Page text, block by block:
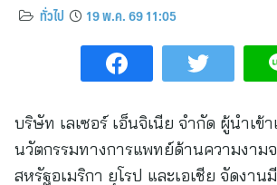
ทั่วไป 19 พ.ค. 69 11:05
บริษัท เลเซอร์ เอ็นจิเนีย จำกัด ผู้นำเข้
นวัตกรรมทางการแพทย์ด้านความงาม
สหรัฐอเมริกา ยุโรป และเอเชีย จัดงา